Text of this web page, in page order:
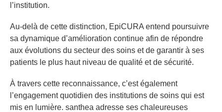
l’institution.
Au-delà de cette distinction, EpiCURA entend poursuivre
sa dynamique d’amélioration continue afin de répondre
aux évolutions du secteur des soins et de garantir à ses
patients le plus haut niveau de qualité et de sécurité.
À travers cette reconnaissance, c’est également
l’engagement quotidien des institutions de soins qui est
mis en lumière. santhea adresse ses chaleureuses